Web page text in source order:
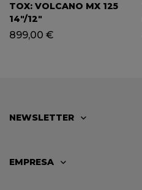
TOX: VOLCANO MX 125
14″/12″
899,00 €
NEWSLETTER
EMPRESA